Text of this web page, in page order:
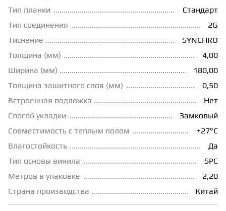
ГРУНТОВКИ
ТЕПЛЫЙ ПОЛ
ЭКОМАССИВ
МАССИВНАЯ ДОСКА
ИСКУССТВЕННАЯ ТРАВА
Тип планки
Стандарт
Тип соединения
2G
Тиснение
SYNCHRO
Толщина (мм)
4,00
Ширина (мм)
180,00
Толщина зашитного слоя (мм)
0,50
Встроенная подложка
Нет
Способ укладки
Замковый
Совместимость с теплым полом
+27°С
Влагостойкость
Да
Тип основы винила
SPC
Метров в упаковке
2,20
Страна производства
Китай